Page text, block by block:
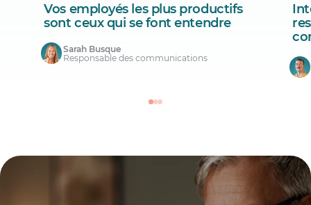
Vos employés les plus productifs
sont ceux qui se font entendre
Sarah Busque
Responsable des communications